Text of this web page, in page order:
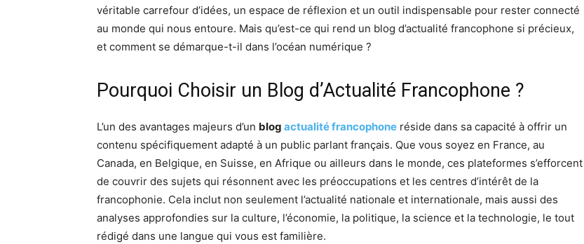
véritable carrefour d’idées, un espace de réflexion et un outil indispensable pour rester connecté
au monde qui nous entoure. Mais qu’est-ce qui rend un blog d’actualité francophone si précieux,
et comment se démarque-t-il dans l’océan numérique ?
Pourquoi Choisir un Blog d’Actualité Francophone ?
L’un des avantages majeurs d’un blog actualité francophone réside dans sa capacité à offrir un
contenu spécifiquement adapté à un public parlant français. Que vous soyez en France, au
Canada, en Belgique, en Suisse, en Afrique ou ailleurs dans le monde, ces plateformes s’efforcent
de couvrir des sujets qui résonnent avec les préoccupations et les centres d’intérêt de la
francophonie. Cela inclut non seulement l’actualité nationale et internationale, mais aussi des
analyses approfondies sur la culture, l’économie, la politique, la science et la technologie, le tout
rédigé dans une langue qui vous est familière.